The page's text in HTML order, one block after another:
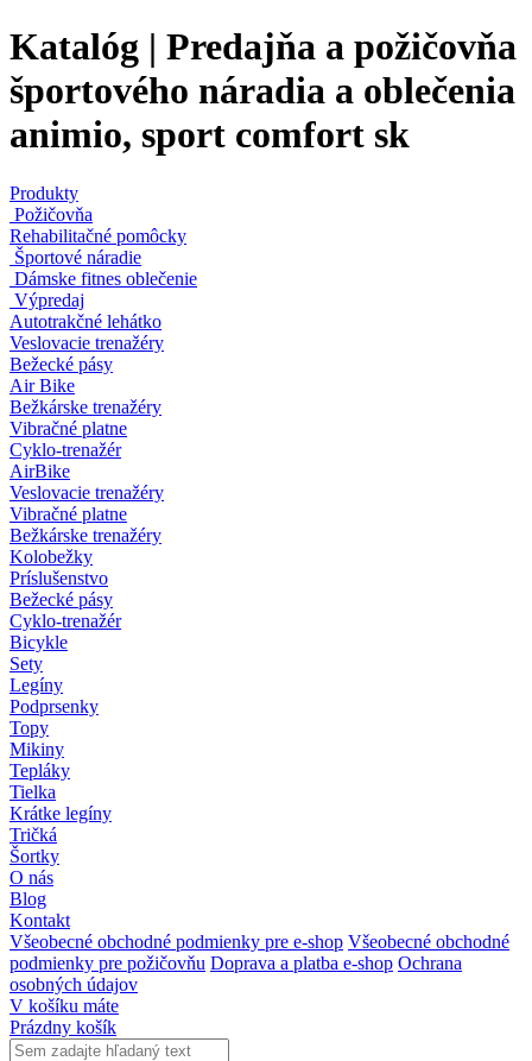
Katalóg | Predajňa a požičovňa
športového náradia a oblečenia
animio, sport comfort sk
Produkty
Požičovňa
Rehabilitačné pomôcky
Športové náradie
Dámske fitnes oblečenie
Výpredaj
Autotrakčné lehátko
Veslovacie trenažéry
Bežecké pásy
Air Bike
Bežkárske trenažéry
Vibračné platne
Cyklo-trenažér
AirBike
Veslovacie trenažéry
Vibračné platne
Bežkárske trenažéry
Kolobežky
Príslušenstvo
Bežecké pásy
Cyklo-trenažér
Bicykle
Sety
Legíny
Podprsenky
Topy
Mikiny
Tepláky
Tielka
Krátke legíny
Tričká
Šortky
O nás
Blog
Kontakt
Všeobecné obchodné podmienky pre e-shop Všeobecné obchodné
podmienky pre požičovňu Doprava a platba e-shop Ochrana
osobných údajov
V košíku máte
Prázdny košík